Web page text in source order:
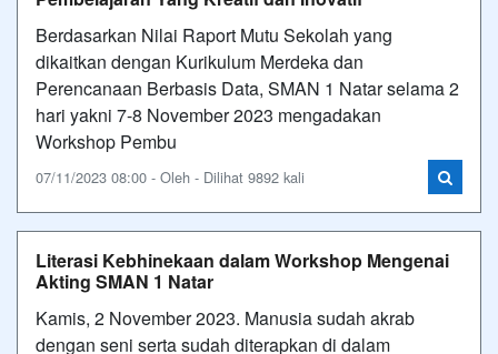
Berdasarkan Nilai Raport Mutu Sekolah yang
dikaitkan dengan Kurikulum Merdeka dan
Perencanaan Berbasis Data, SMAN 1 Natar selama 2
hari yakni 7-8 November 2023 mengadakan
Workshop Pembu
07/11/2023 08:00 - Oleh - Dilihat 9892 kali
Literasi Kebhinekaan dalam Workshop Mengenai
Akting SMAN 1 Natar
Kamis, 2 November 2023. Manusia sudah akrab
dengan seni serta sudah diterapkan di dalam